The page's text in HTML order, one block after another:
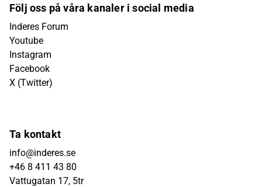
Följ oss på våra kanaler i social media
Inderes Forum
Youtube
Instagram
Facebook
X (Twitter)
Ta kontakt
info@inderes.se
+46 8 411 43 80
Vattugatan 17, 5tr